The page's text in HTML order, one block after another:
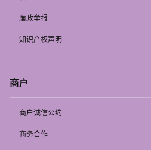
廉政举报
知识产权声明
商户
商户诚信公约
商务合作